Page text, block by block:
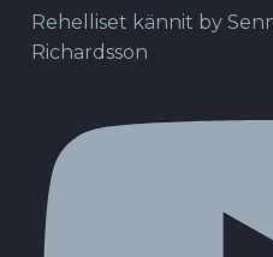
Rehelliset kännit by
Richardsson